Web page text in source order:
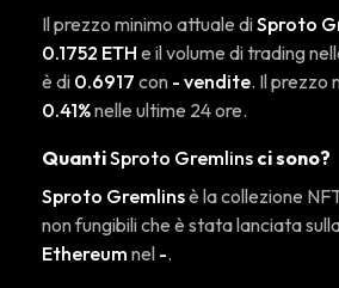
Il prezzo minimo attuale diSproto
0.1752 ETH e il volume di trading
è di 0.6917 con - vendite. Il prezzo
0.41%nelle ultime 24 ore.
QuantiSproto Gremlins ci sono?
Sproto Gremlinsè la collezione
non fungibili che è stata lanciata
Ethereum nel -.